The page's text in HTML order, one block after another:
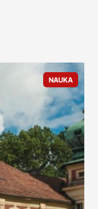
NAUKA